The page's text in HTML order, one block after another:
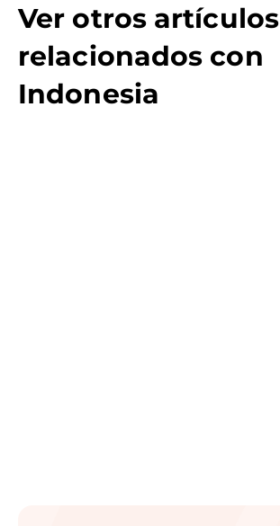
Ver otros artículos
relacionados con
Indonesia